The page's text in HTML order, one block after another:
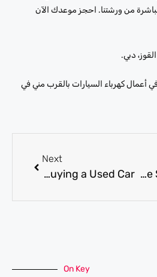
من ورشتنا. احجز موعدك الآن
دبي.
كهرباء السيارات بالقرب مني في
Complete Vehicle Inspection in Dubai for Pre-Purchase and Maintenance Safety Checks
Next
Car Inspection Service: What to Check Before Buying a Used Car
On Key